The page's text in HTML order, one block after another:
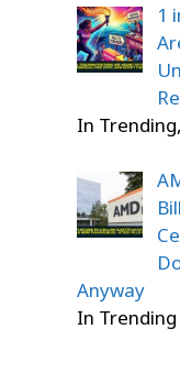
1
In
Anyway
In Trending